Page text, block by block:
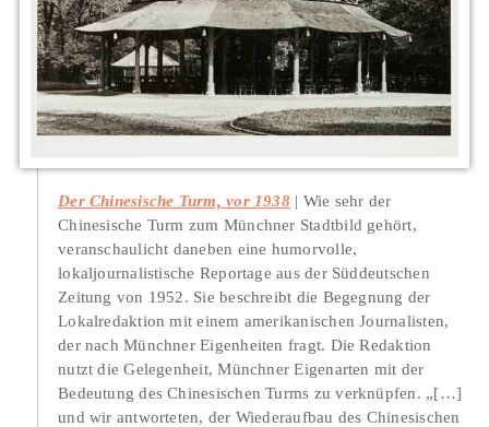
Der Chinesische Turm, vor 1938
Wie sehr der
Chinesische Turm zum Münchner Stadtbild gehört,
veranschaulicht daneben eine humorvolle,
lokaljournalistische Reportage aus der Süddeutschen
Zeitung von 1952. Sie beschreibt die Begegnung der
Lokalredaktion mit einem amerikanischen Journalisten,
der nach Münchner Eigenheiten fragt. Die Redaktion
nutzt die Gelegenheit, Münchner Eigenarten mit der
Bedeutung des Chinesischen Turms zu verknüpfen. „[…]
und wir antworteten, der Wiederaufbau des Chinesischen